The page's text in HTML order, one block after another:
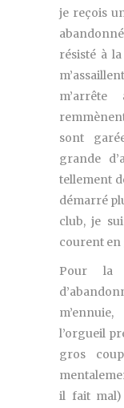
je reçois
résisté à
sont
grande
tellement
démarré
club, je
courent en
Pour la
l’orgueil
gros
il fait mal)